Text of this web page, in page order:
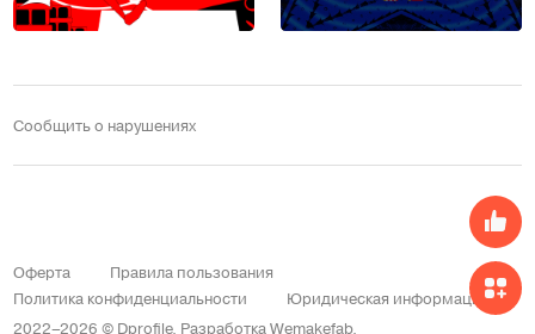
Сообщить о нарушениях
2022–2026 © Dprofile. РазработкаWemakefab.
Оферта
Правила пользования
Политика конфиденциальности
Юридическая информация